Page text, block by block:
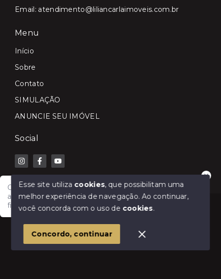
Olá! Fale com a Lilian Carla Imóveis e receba
atendimento rápido para comprar, vender, alugar ou
financiar seu imóvel.
Email: atendimento@liliancarlaimoveis.com.br
Menu
Início
Sobre
Contato
SIMULAÇÃO
ANUNCIE SEU IMÓVEL
Social
© Copyright 2026 - Lilian Carla Imóveis - Todos os
SITE PARA IMOBILIARIA
Esse site utiliza cookies, que possibilitam uma
melhor experiência de navegação.Ao continuar,
você concorda com o uso de cookies.
Concordo, continuar